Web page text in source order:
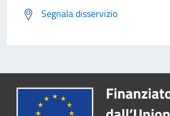
Segnala disservizio